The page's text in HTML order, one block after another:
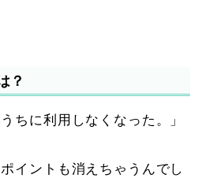
？
ちに利用しなくなった。」
イントも消えちゃうんでし